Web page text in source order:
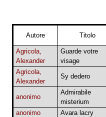
Autore Titolo
Agricola,
Alexander
Guarde votre
visage
Agricola,
Alexander
Sy dedero
anonimo
Admirabile
misterium
anonimo
Avara lacry